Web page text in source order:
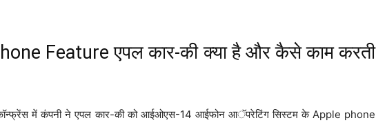
Feature एपल कार-की क्या है और कैसे काम करती
कॉन्फ्रेंस में कंपनी ने एपल कार-की को आईओएस-14 आईफोन आॅपरेटिंग सिस्टम के Apple phone